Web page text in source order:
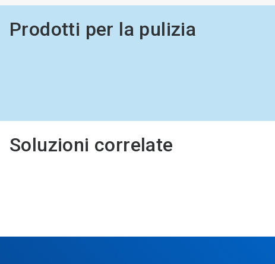
Prodotti per la pulizia
Soluzioni correlate